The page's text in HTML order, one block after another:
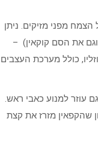
הוא להגן על הצמח מפני מזיקים. ניתן
את הסם קוקאין) –
כולל מערכת העצבים
עוזר למנוע כאבי ראש.
שהקפאין מזרז את קצת